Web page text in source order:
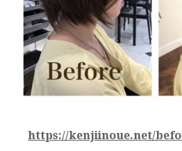
https://kenjiinoue.net/